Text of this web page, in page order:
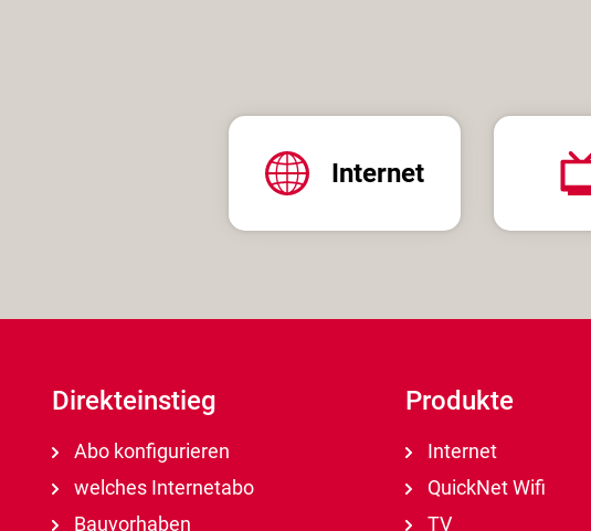
Internet
Direkteinstieg
Abo konfigurieren
welches Internetabo
Bauvorhaben
Produkte
Internet
QuickNet Wifi
TV